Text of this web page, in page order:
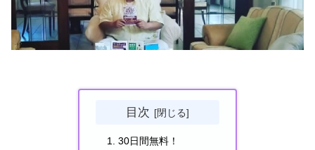
目次
30日間無料！